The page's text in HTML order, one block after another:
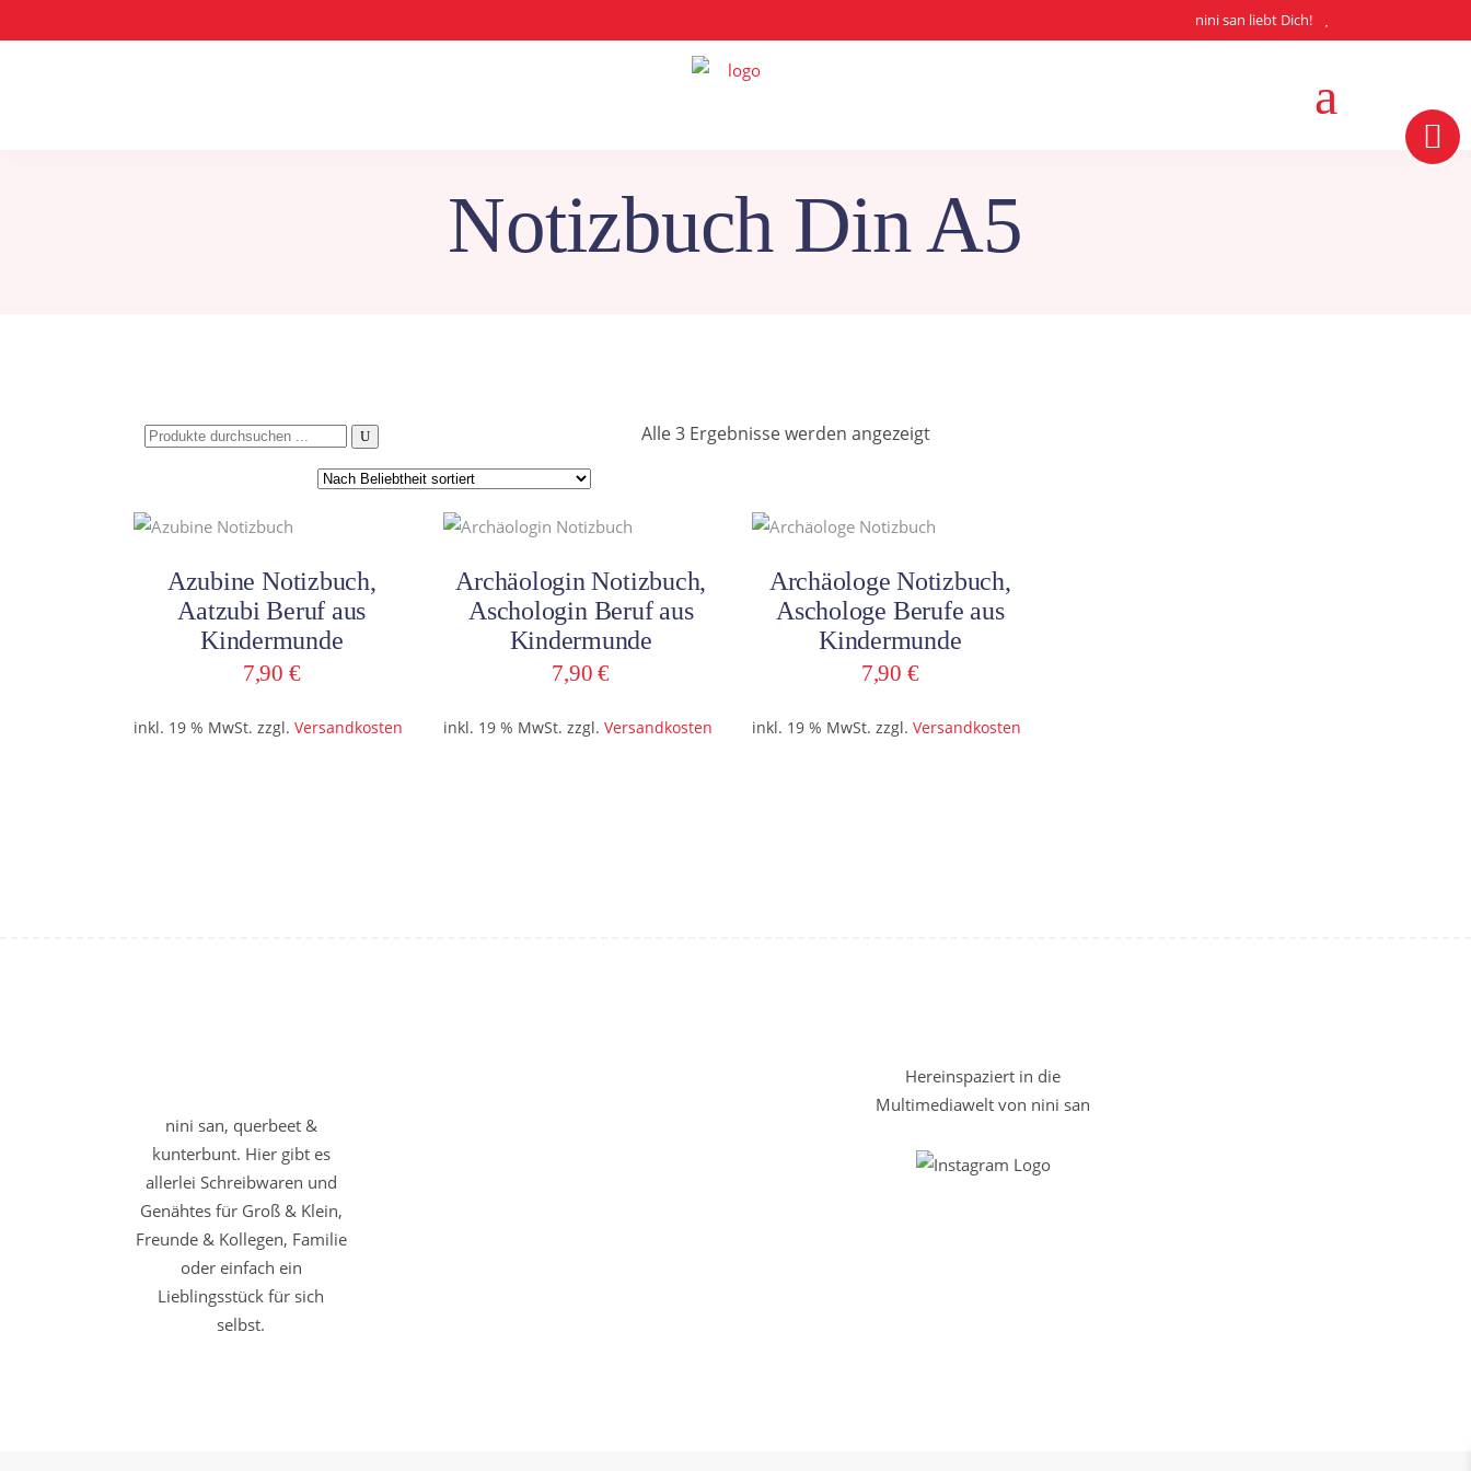
nini san liebt Dich!
Notizbuch Din A5
Search
Alle 3 Ergebnisse werden angezeigtNach
sortiert
Azubine Notizbuch,
Aatzubi Beruf aus
Kindermunde
7,90 €
inkl. 19 % MwSt. zzgl. Versandkosten
Archäologin Notizbuch,
Aschologin Beruf aus
Kindermunde
7,90€
inkl. 19 % MwSt. zzgl. Versandkosten
Archäologe Notizbuch,
Aschologe Berufe aus
Kindermunde
7,90 €
inkl. 19 % MwSt. zzgl. Versandkosten
nini san, querbeet &
kunterbunt. Hier gibt es
allerlei Schreibwaren und
Genähtes für Groß & Klein,
Freunde & Kollegen, Familie
oder einfach ein
Lieblingsstück für sich
selbst.
Hereinspaziert in die
Multimediawelt von nini san